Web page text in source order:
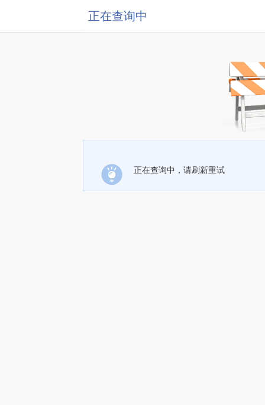
正在查询中
正在查询中，请刷新重试